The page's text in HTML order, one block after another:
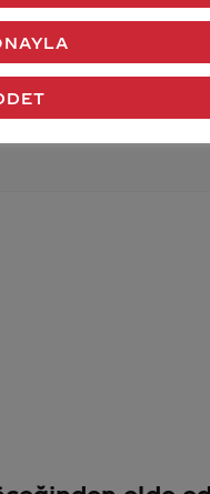
işaretlerini giderdi